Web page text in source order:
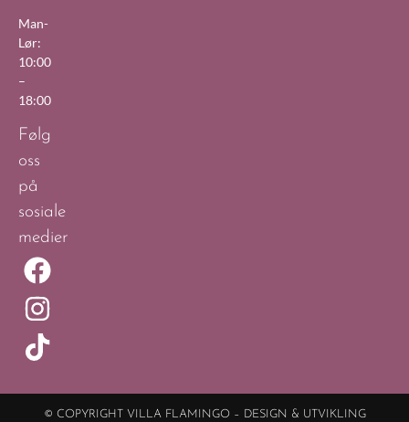
Man-
Lør:
10:00
–
18:00
Følg
oss
på
sosiale
medier
© COPYRIGHT VILLA FLAMINGO – DESIGN & UTVIKLING